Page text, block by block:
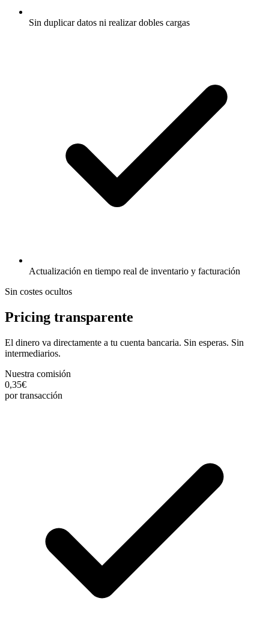
Sin duplicar datos ni realizar dobles cargas
Actualización en tiempo real de inventario y facturación
Sin costes ocultos
Pricing transparente
El dinero va directamente a tu cuenta bancaria. Sin esperas. Sin
intermediarios.
Nuestra comisión
0,35€
por transacción